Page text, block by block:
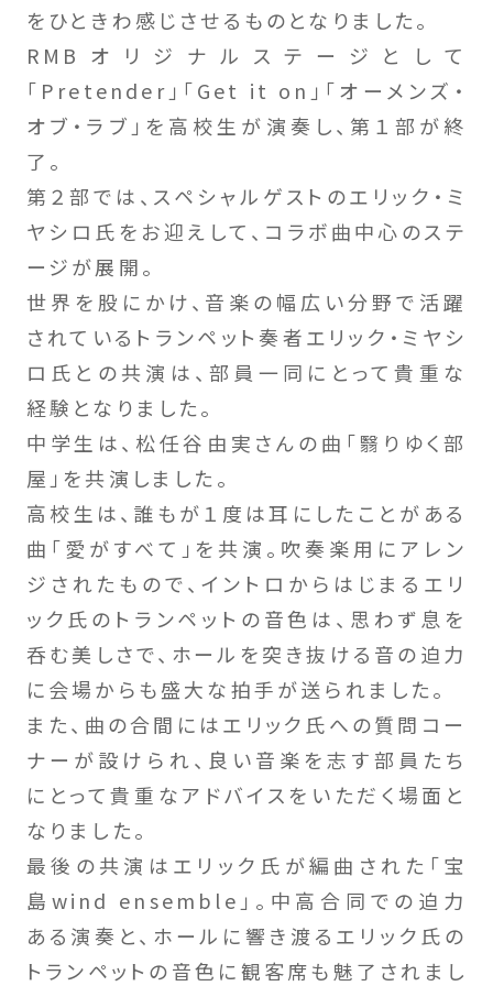
をひときわ感じさせるものとなりました。
RMBオリジナルステージとして
「Pretender」「Get it on」「オーメンズ・
オブ・ラブ」を高校生が演奏し、第１部が終
了。
第２部では、スペシャルゲストのエリック・ミ
ヤシロ氏をお迎えして、コラボ曲中心のステ
ージが展開。
世界を股にかけ、音楽の幅広い分野で活躍
されているトランペット奏者エリック・ミヤシ
ロ氏との共演は、部員一同にとって貴重な
経験となりました。
中学生は、松任谷由実さんの曲「翳りゆく部
屋」を共演しました。
高校生は、誰もが１度は耳にしたことがある
曲「愛がすべて」を共演。吹奏楽用にアレン
ジされたもので、イントロからはじまるエリ
ック氏のトランペットの音色は、思わず息を
呑む美しさで、ホールを突き抜ける音の迫力
に会場からも盛大な拍手が送られました。
また、曲の合間にはエリック氏への質問コー
ナーが設けられ、良い音楽を志す部員たち
にとって貴重なアドバイスをいただく場面と
なりました。
最後の共演はエリック氏が編曲された「宝
島wind ensemble」。中高合同での迫力
ある演奏と、ホールに響き渡るエリック氏の
トランペットの音色に観客席も魅了されまし